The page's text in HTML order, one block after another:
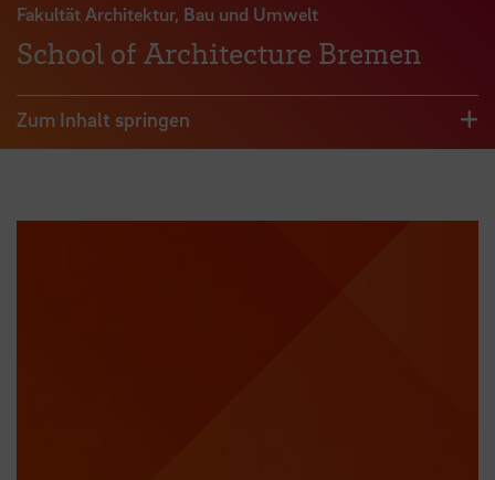
Fakultät Architektur, Bau und Umwelt
School of Architecture Bremen
Zum Inhalt springen